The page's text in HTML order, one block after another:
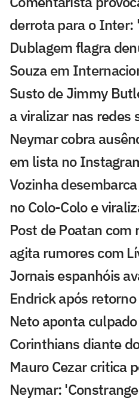
derrota para o Inter:
Dublagem flagra
Souza em
Susto de Jimmy
a viralizar nas redes
Neymar cobra
em lista no
Vozinha
no Colo-Colo e
Post de Poatan
agita rumores com
Jornais espanhóis
Endrick após
Neto aponta
Corinthians diante
Mauro Cezar critica
Neymar: